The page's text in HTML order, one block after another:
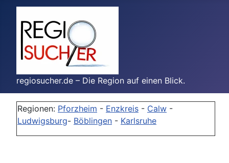
regiosucher.de – Die Region auf einen Blick.
Regionen: Pforzheim - Enzkreis - Calw -
Ludwigsburg- Böblingen - Karlsruhe